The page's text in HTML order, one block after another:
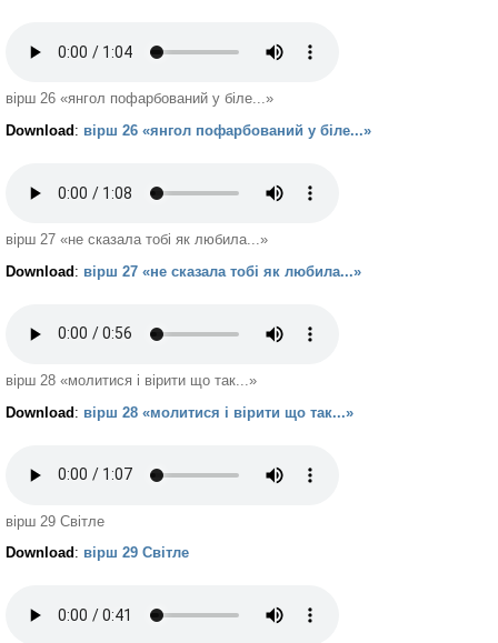
вірш 26 «янгол пофарбований у біле...»
Download : вірш 26 «янгол пофарбований у біле...»
вірш 27 «не сказала тобі як любила...»
Download : вірш 27 «не сказала тобі як любила...»
вірш 28 «молитися і вірити що так...»
Download: вірш 28 «молитися і вірити що так...»
вірш 29 Світле
Download : вірш 29 Світле